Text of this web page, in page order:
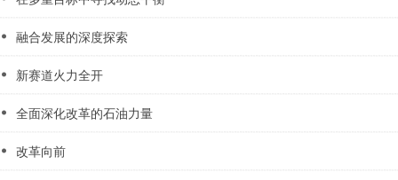
融合发展的深度探索
新赛道火力全开
全面深化改革的石油力量
改革向前